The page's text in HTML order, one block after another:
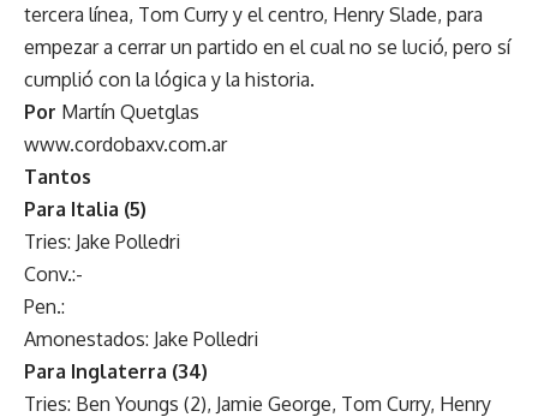
tercera línea, Tom Curry y el centro, Henry Slade, para
empezar a cerrar un partido en el cual no se lució, pero sí
cumplió con la lógica y la historia.
Por Martín Quetglas
www.cordobaxv.com.ar
Tantos
Para Italia (5)
Tries: Jake Polledri
Conv.:-
Pen.:
Amonestados: Jake Polledri
Para Inglaterra (34)
Tries: Ben Youngs (2), Jamie George, Tom Curry, Henry